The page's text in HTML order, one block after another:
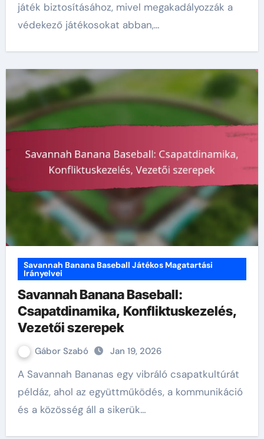
játék biztosításához, mivel megakadályozzák a
védekező játékosokat abban,…
Savannah Banana Baseball Játékos Magatartási
Irányelvei
Savannah Banana Baseball:
Csapatdinamika, Konfliktuskezelés,
Vezetői szerepek
Gábor Szabó Jan 19, 2026
A Savannah Bananas egy vibráló csapatkultúrát
példáz, ahol az együttműködés, a kommunikáció
és a közösség áll a sikerük…